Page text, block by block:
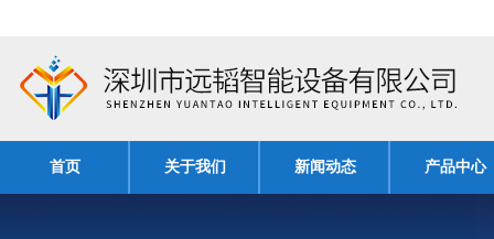
首页 关于我们 新闻动态 产品中心